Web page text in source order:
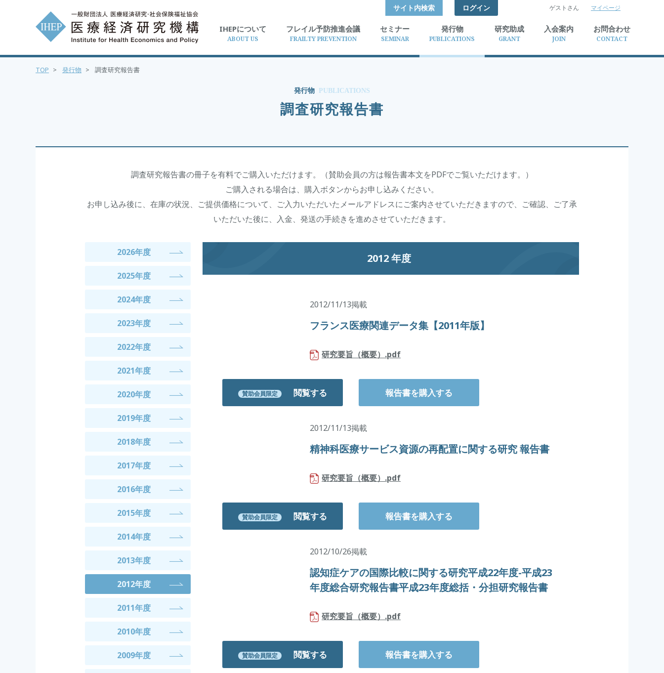
サイト内検索 検索
ログイン ゲストさん マイページ
IHEPについて
ABOUT US
フレイル予防推進会議
FRAILTY PREVENTION
セミナー
SEMINAR
発行物
PUBLICATIONS
研究助成
GRANT
入会案内
JOIN
お問合わせ
CONTACT
発行物 PUBLICATIONS
調査研究報告書
TOP > 発行物 > 調査研究報告書
調査研究報告書の冊子を有料でご購入いただけます。（賛助会員の方は報告書本文をPDFでご覧いただけます。）
ご購入される場合は、購入ボタンからお申し込みください。
お申し込み後に、在庫の状況、ご提供価格について、ご入力いただいたメールアドレスにご案内させていただきますので、ご確認、ご了承
いただいた後に、入金、発送の手続きを進めさせていただきます。
2026年度
2025年度
2024年度
2023年度
2022年度
2021年度
2020年度
2019年度
2018年度
2017年度
2016年度
2015年度
2014年度
2013年度
2012年度
2011年度
2010年度
2009年度
2012 年度
2012/11/13掲載
フランス医療関連データ集【2011年版】
研究要旨（概要）.pdf
賛助会員限定 閲覧する 報告書を購入する
2012/11/13掲載
精神科医療サービス資源の再配置に関する研究 報告書
研究要旨（概要）.pdf
賛助会員限定 閲覧する 報告書を購入する
2012/10/26掲載
認知症ケアの国際比較に関する研究平成22年度-平成23
年度総合研究報告書平成23年度総括・分担研究報告書
研究要旨（概要）.pdf
賛助会員限定 閲覧する 報告書を購入する